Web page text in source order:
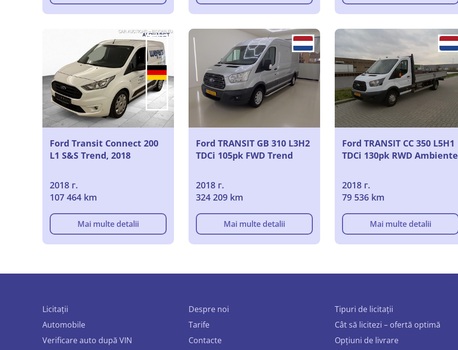
Ford Transit Connect 200
L1 S&S Trend, 2018
2018 г.
107 464 km
Mai multe detalii
Ford TRANSIT GB 310 L3H2
TDCi 105pk FWD Trend
2018 г.
324 209 km
Mai multe detalii
Ford TRANSIT CC 350 L5H1
TDCi 130pk RWD Ambiente
2018 г.
79 536 km
Mai multe detalii
Licitații
Automobile
Verificare auto după VIN
Despre noi
Tarife
Contacte
Tipuri de licitații
Cât să licitezi – ofertă optimă
Opțiuni de livrare